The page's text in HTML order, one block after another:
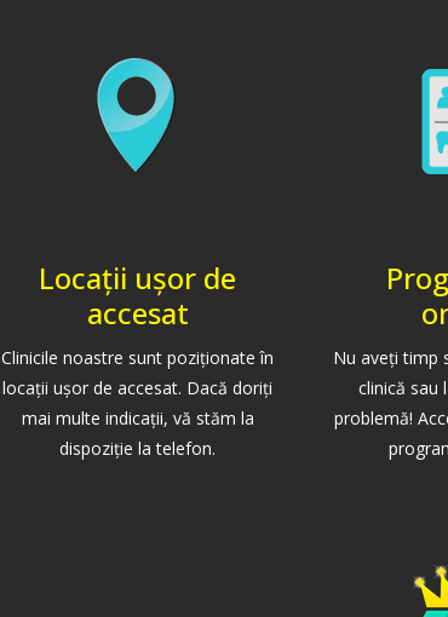
Locații ușor de
accesat
Clinicile noastre sunt poziționate în
locații ușor de accesat. Dacă doriți
mai multe indicații, vă stăm la
dispoziție la telefon.
Nu aveți timp
clinică sau
problemă!